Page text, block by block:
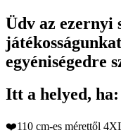
Üdv az ezernyi
egyéniségedre
Itt a helyed, ha:
❤️110 cm-es mérettől